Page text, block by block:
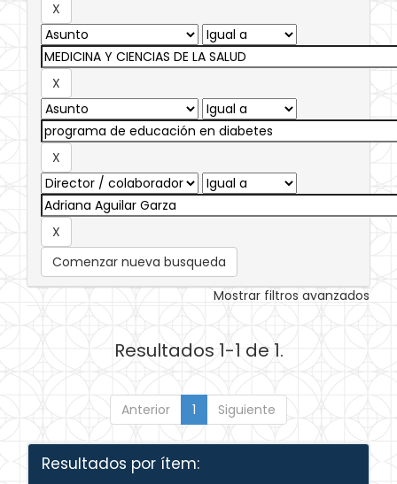
Comenzar nueva busqueda
Mostrar filtros avanzados
Resultados 1-1 de 1.
Anterior 1 Siguiente
Resultados por ítem: